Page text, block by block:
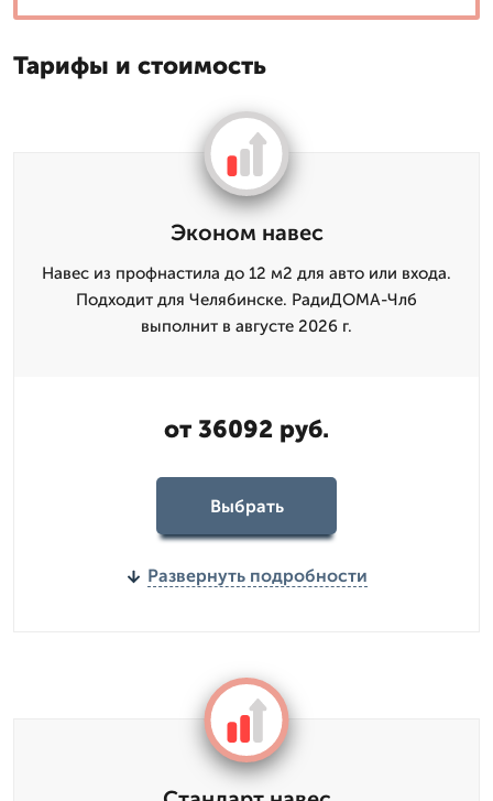
Тарифы и стоимость
Эконом навес
Навес из профнастила до 12 м2 для авто или входа.
Подходит для Челябинске. РадиДОМА-Члб
выполнит в августе 2026 г.
от 36092 руб.
Выбрать
Развернуть подробности